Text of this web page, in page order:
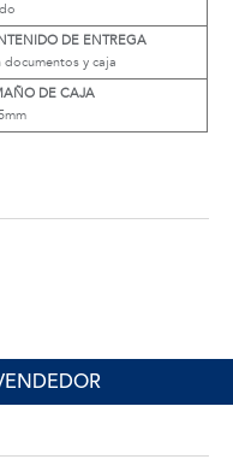
DE ENTREGA
documentos y caja
DE CAJA